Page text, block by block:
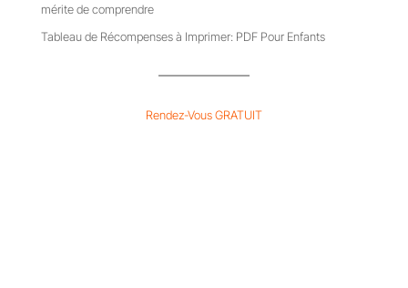
mérite de comprendre
Tableau de Récompenses à Imprimer: PDF Pour Enfants
Rendez-Vous GRATUIT